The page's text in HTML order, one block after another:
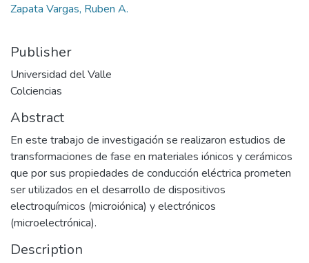
Zapata Vargas, Ruben A.
Publisher
Universidad del Valle
Colciencias
Abstract
En este trabajo de investigación se realizaron estudios de
transformaciones de fase en materiales iónicos y cerámicos
que por sus propiedades de conducción eléctrica prometen
ser utilizados en el desarrollo de dispositivos
electroquímicos (microiónica) y electrónicos
(microelectrónica).
Description